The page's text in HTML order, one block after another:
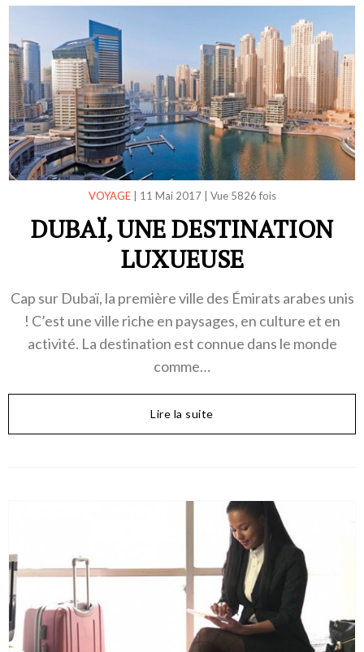
VOYAGE| 11 Mai 2017| Vue 5826 fois
DUBAÏ, UNE DESTINATION
LUXUEUSE
Cap sur Dubaï, la première ville des Émirats arabes unis
! C’est une ville riche en paysages, en culture et en
activité. La destination est connue dans le monde
comme…
Lire la suite